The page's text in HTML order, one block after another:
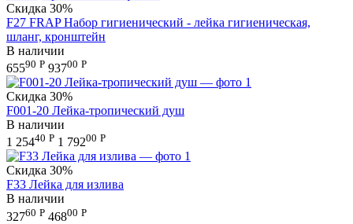
Скидка 30%
F27 FRAP Набор гигиенический - лейка гигиеническая,
шланг, кронштейн
В наличии
65590 Р 93700 Р
Скидка 30%
F001-20 Лейка-тропический душ
В наличии
1 25440 Р 1 79200 Р
Скидка 30%
F33 Лейка для излива
В наличии
32760 Р 46800 Р